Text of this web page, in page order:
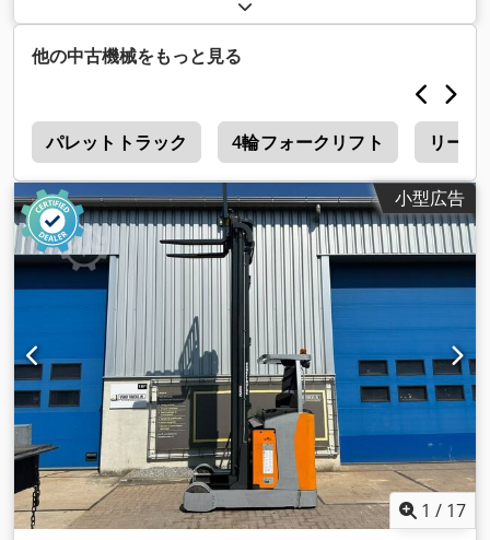
他の中古機械をもっと見る
パレットトラック 4輪フォークリフト リーチ
小型広告
1 / 17